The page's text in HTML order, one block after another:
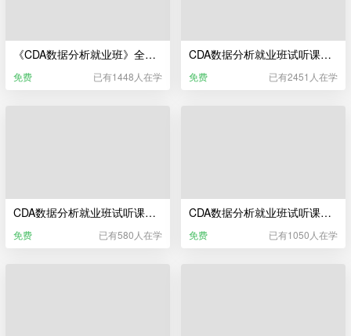
《CDA数据分析就业班》全流程实录宣传片
免费 已有1448人在学
CDA数据分析就业班试听课——数据科学相关行业及岗位介绍
免费 已有2451人在学
CDA数据分析就业班试听课——CDA数据分析师教研服务
免费 已有580人在学
CDA数据分析就业班试听课——Python编程基础与数据清洗
免费 已有1050人在学